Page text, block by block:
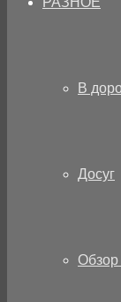
В
Досуг
Обзор